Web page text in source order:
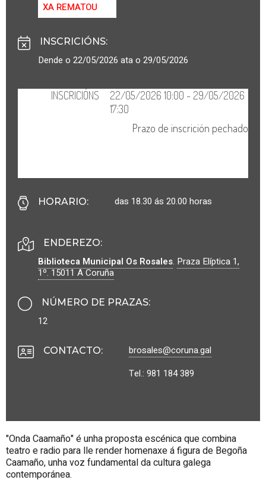
XA REMATOU
INSCRICIÓNS:
Dende o 22/05/2026 ata o 29/05/2026
HORARIO: das 18.30 ás 20.00 horas
ENDEREZO:
Biblioteca Municipal Os Rosales. Praza Elíptica 1,
1º.15011A Coruña
NÚMERO DE PRAZAS:
12
CONTACTO:
brosales@coruna.gal
Tel.: 981 184 389
"Onda Caamaño" é unha proposta escénica que combina
teatro e radio para lle render homenaxe á figura de Begoña
Caamaño, unha voz fundamental da cultura galega
contemporánea.